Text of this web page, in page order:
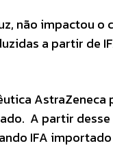
não impactou o
a partir de
AstraZeneca
A partir desse
IFA